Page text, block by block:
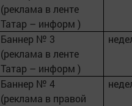
(реклама в ленте
Татар – информ )
Баннер № 3
(реклама в ленте
Татар – информ )
Баннер № 4
(реклама в правой